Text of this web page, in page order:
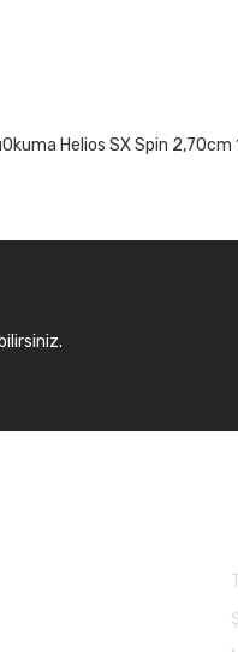
Helios SX Spin 2,70cm